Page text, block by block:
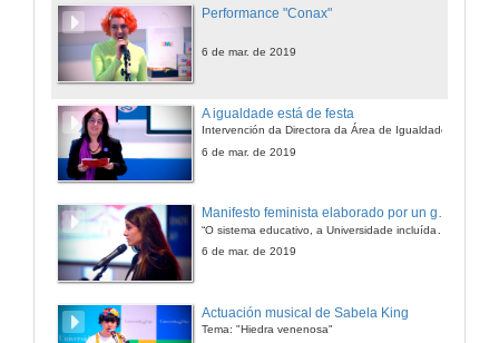
Performance "Conax"
6 de mar. de 2019
A igualdade está de festa
Intervención da Directora da Área de Igualdade
6 de mar. de 2019
Manifesto feminista elaborado por un grupo de alumnas representantes no Claustro da Rede de Estudantes
6 de mar. de 2019
Actuación musical de Sabela King
Tema: "Hiedra venenosa"